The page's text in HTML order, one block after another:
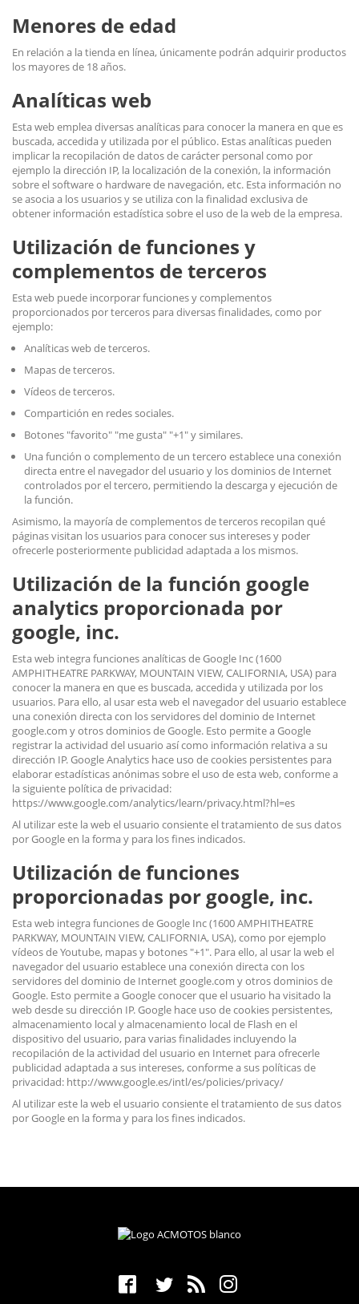
Menores de edad
En relación a la tienda en línea, únicamente podrán adquirir productos
los mayores de 18 años.
Analíticas web
Esta web emplea diversas analíticas para conocer la manera en que es
buscada, accedida y utilizada por el público. Estas analíticas pueden
implicar la recopilación de datos de carácter personal como por
ejemplo la dirección IP, la localización de la conexión, la información
sobre el software o hardware de navegación, etc. Esta información no
se asocia a los usuarios y se utiliza con la finalidad exclusiva de
obtener información estadística sobre el uso de la web de la empresa.
Utilización de funciones y
complementos de terceros
Esta web puede incorporar funciones y complementos
proporcionados por terceros para diversas finalidades, como por
ejemplo:
Analíticas web de terceros.
Mapas de terceros.
Vídeos de terceros.
Compartición en redes sociales.
Botones "favorito" "me gusta" "+1" y similares.
Una función o complemento de un tercero establece una conexión
directa entre el navegador del usuario y los dominios de Internet
controlados por el tercero, permitiendo la descarga y ejecución de
la función.
Asimismo, la mayoría de complementos de terceros recopilan qué
páginas visitan los usuarios para conocer sus intereses y poder
ofrecerle posteriormente publicidad adaptada a los mismos.
Utilización de la función google
analytics proporcionada por
google, inc.
Esta web integra funciones analíticas de Google Inc (1600
AMPHITHEATRE PARKWAY, MOUNTAIN VIEW, CALIFORNIA, USA) para
conocer la manera en que es buscada, accedida y utilizada por los
usuarios. Para ello, al usar esta web el navegador del usuario establece
una conexión directa con los servidores del dominio de Internet
google.com y otros dominios de Google. Esto permite a Google
registrar la actividad del usuario así como información relativa a su
dirección IP. Google Analytics hace uso de cookies persistentes para
elaborar estadísticas anónimas sobre el uso de esta web, conforme a
la siguiente política de privacidad:
https://www.google.com/analytics/learn/privacy.html?hl=es
Al utilizar este la web el usuario consiente el tratamiento de sus datos
por Google en la forma y para los fines indicados.
Utilización de funciones
proporcionadas por google, inc.
Esta web integra funciones de Google Inc (1600 AMPHITHEATRE
PARKWAY, MOUNTAIN VIEW, CALIFORNIA, USA), como por ejemplo
vídeos de Youtube, mapas y botones "+1". Para ello, al usar la web el
navegador del usuario establece una conexión directa con los
servidores del dominio de Internet google.com y otros dominios de
Google. Esto permite a Google conocer que el usuario ha visitado la
web desde su dirección IP. Google hace uso de cookies persistentes,
almacenamiento local y almacenamiento local de Flash en el
dispositivo del usuario, para varias finalidades incluyendo la
recopilación de la actividad del usuario en Internet para ofrecerle
publicidad adaptada a sus intereses, conforme a sus políticas de
privacidad: http://www.google.es/intl/es/policies/privacy/
Al utilizar este la web el usuario consiente el tratamiento de sus datos
por Google en la forma y para los fines indicados.